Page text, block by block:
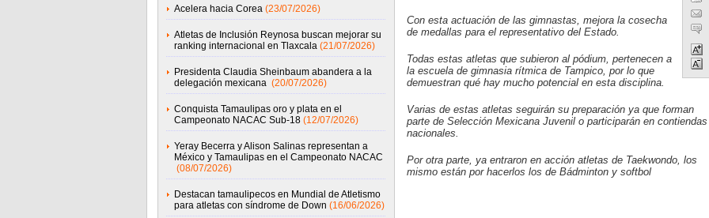
Acelera hacia Corea (23/07/2026)
Atletas de Inclusión Reynosa buscan mejorar su
ranking internacional en Tlaxcala (21/07/2026)
Presidenta Claudia Sheinbaum abandera a la
delegación mexicana (20/07/2026)
Conquista Tamaulipas oro y plata en el
Campeonato NACAC Sub-18 (12/07/2026)
Yeray Becerra y Alison Salinas representan a
México y Tamaulipas en el Campeonato NACAC
(08/07/2026)
Destacan tamaulipecos en Mundial de Atletismo
para atletas con síndrome de Down (16/06/2026)
Con esta actuación de las gimnastas, mejora la cosecha
de medallas para el representativo del Estado.
Todas estas atletas que subieron al pódium, pertenecen a
la escuela de gimnasia rítmica de Tampico, por lo que
demuestran qué hay mucho potencial en esta disciplina.
Varias de estas atletas seguirán su preparación ya que forman
parte de Selección Mexicana Juvenil o participarán en contiendas
nacionales.
Por otra parte, ya entraron en acción atletas de Taekwondo, los
mismo están por hacerlos los de Bádminton y softbol